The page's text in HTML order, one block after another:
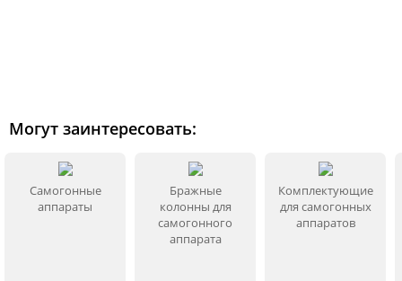
Могут заинтересовать:
Самогонные
аппараты
Бражные
колонны для
самогонного
аппарата
Комплектующие
для самогонных
аппаратов